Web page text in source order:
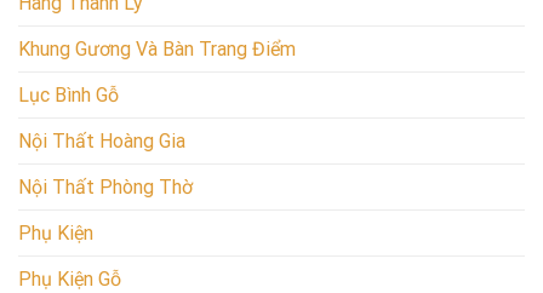
Khung Gương Và Bàn Trang Điểm
Lục Bình Gỗ
Nội Thất Hoàng Gia
Nội Thất Phòng Thờ
Phụ Kiện
Phụ Kiện Gỗ